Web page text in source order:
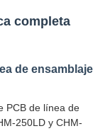
completa
de ensamblaje
PCB de línea de
250LD y CHM-